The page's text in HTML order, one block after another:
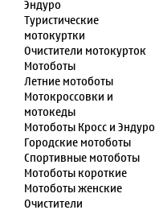
Эндуро
Туристические
мотокуртки
Очистители мотокурток
Мотоботы
Летние мотоботы
Мотокроссовки и
мотокеды
Мотоботы Кросс и Эндуро
Городские мотоботы
Спортивные мотоботы
Мотоботы короткие
Мотоботы женские
Очистители